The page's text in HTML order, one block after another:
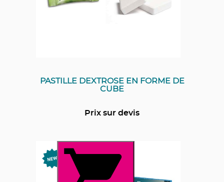
PASTILLE DEXTROSE EN FORME DE
CUBE
Prix sur devis